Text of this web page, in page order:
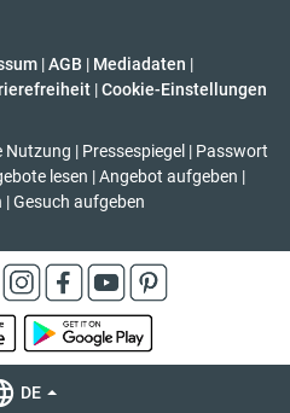
|AGB | Mediadaten |
| Cookie-Einstellungen
Nutzung | Pressespiegel | Passwort
lesen | Angebot aufgeben |
| Gesuch aufgeben
DE